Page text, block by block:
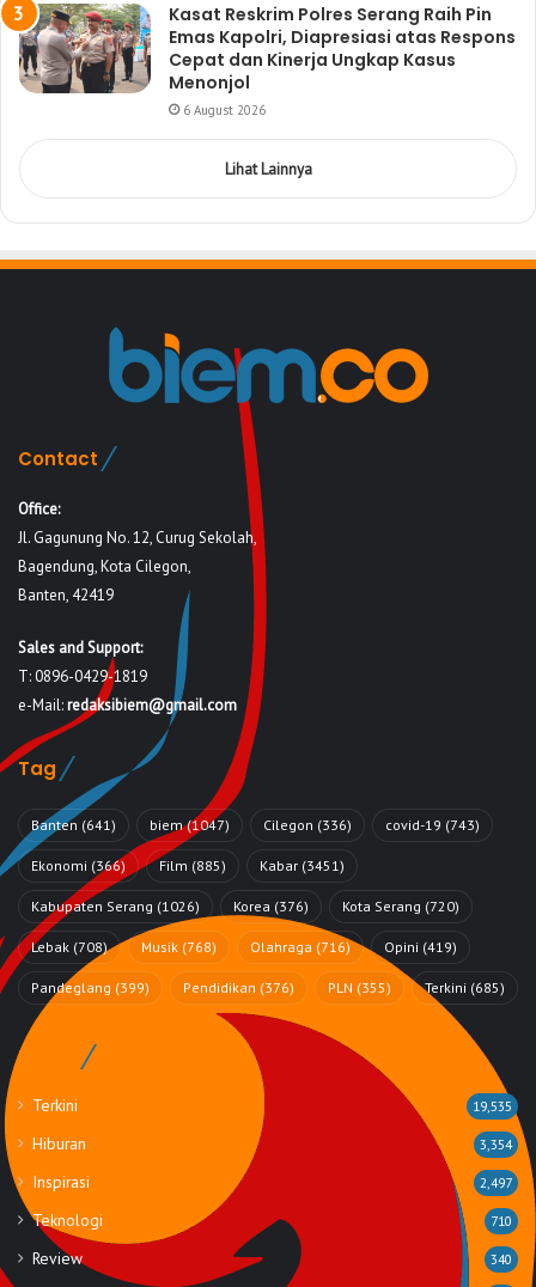
Kasat Reskrim Polres Serang Raih Pin
Emas Kapolri, Diapresiasi atas Respons
Cepat dan Kinerja Ungkap Kasus
Menonjol
6 August 2026
Lihat Lainnya
Contact
Office:
Jl. Gagunung No. 12, Curug Sekolah,
Bagendung, Kota Cilegon,
Banten, 42419
Sales and Support:
T: 0896-0429-1819
e-Mail:redaksibiem@gmail.com
Tag
Banten (641) biem(1047) Cilegon (336) covid-19 (743)
Ekonomi (366) Film (885) Kabar (3451)
Kabupaten Serang (1026) Korea (376) Kota Serang (720)
Lebak (708) Musik (768) Olahraga (716) Opini (419)
Pandeglang (399) Pendidikan (376) PLN (355) Terkini (685)
Rubrik
Terkini 19,535
Hiburan 3,354
Inspirasi 2,497
Teknologi 710
Review 340